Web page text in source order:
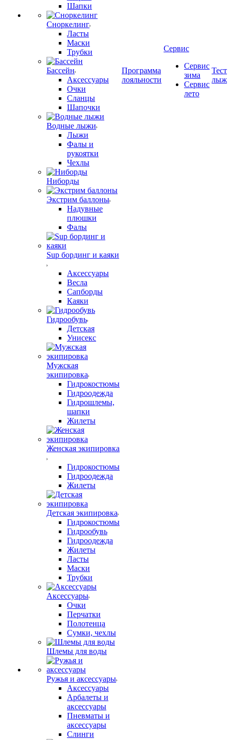
Шапки
Сноркелинг
Ласты
Маски
Трубки
Бассейн
Аксессуары
Очки
Сланцы
Шапочки
Водные лыжи
Лыжи
Фалы и
рукоятки
Чехлы
Ниборды
Экстрим баллоны
Надувные
плюшки
Фалы
Sup бординг и каяки
Аксессуары
Весла
Сапборды
Каяки
Гидрообувь
Детская
Унисекс
Мужская
экипировка
Гидрокостюмы
Гидроодежда
Гидрошлемы,
шапки
Жилеты
Женская экипировка
Гидрокостюмы
Гидроодежда
Жилеты
Детская экипировка
Гидрокостюмы
Гидрообувь
Гидроодежда
Жилеты
Ласты
Маски
Трубки
Аксессуары
Очки
Перчатки
Полотенца
Сумки, чехлы
Шлемы для воды
Ружья и аксессуары
Аксессуары
Арбалеты и
аксессуары
Пневматы и
аксессуары
Слинги
Программа
лояльности
Сервис
Сервис
зима
Сервис
лето
Тест
лыж